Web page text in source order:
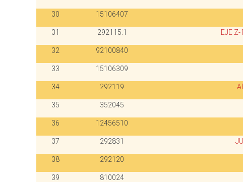
30 15106407
31 292115.1 EJE Z-
32 92100840
33 15106309
34 292119
35 352045
36 12456510
37 292831
38 292120
39 810024